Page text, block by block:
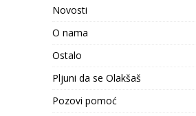
Novosti
O nama
Ostalo
Pljuni da se Olakšaš
Pozovi pomoć